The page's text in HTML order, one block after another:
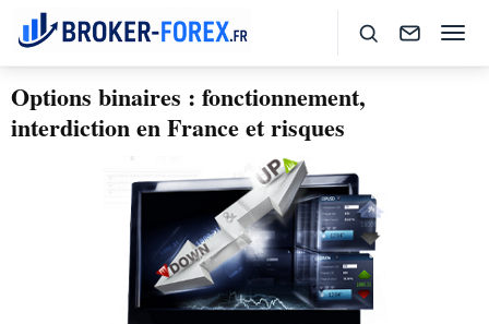
Options binaires : fonctionnement,
interdiction en France et risques